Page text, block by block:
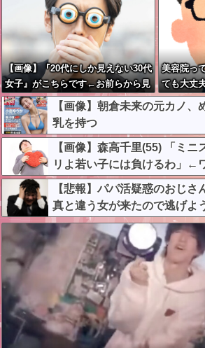
【画像】『20代にしか見えない30代
女子』がこちらです←お前らから見
てどう？？？？？？？
美容院っ
ても大丈
【画像】朝倉未来の元カノ、
乳を持つ
【画像】森高千里(55) 「ミニ
リよ若い子には負けるわ」←
りまくってしまうw w w w w
【悲報】パパ活疑惑のおじさ
真と違う女が来たので逃げよ
われ可哀想なことになってい
てしまう…